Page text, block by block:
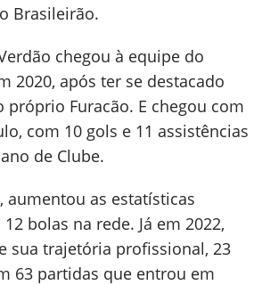
Brasileirão.
chegou à equipe do
2020, após ter se destacado
próprio Furacão. E chegou com
com 10 gols e 11 assistências
de Clube.
aumentou as estatísticas
bolas na rede. Já em 2022,
sua trajetória profissional, 23
63 partidas que entrou em